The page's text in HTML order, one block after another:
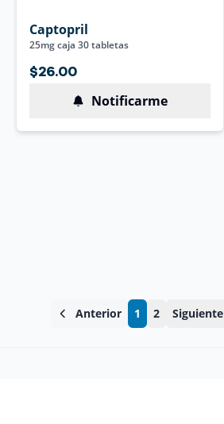
Captopril
25mg caja 30 tabletas
$26.00
Notificarme
Anterior 1 2 Siguiente